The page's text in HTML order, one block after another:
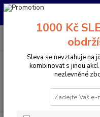
Pro nachystání kola / doplňků
PO-PÁ 10:00-17:00 | SO: 9:00-
1000 Kč
Sleva se nevztahuje na
kombinovat s jinou
nezlevněné